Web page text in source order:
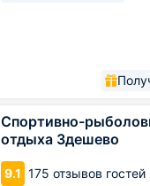
Спортивно-
отдыха Здешево
9.1 175 отзывов гостей